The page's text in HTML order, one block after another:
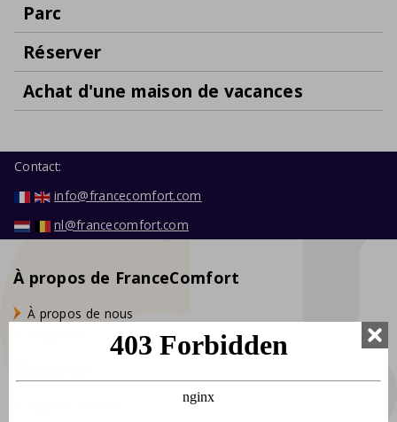
Parc
Réserver
Achat d'une maison de vacances
Contact:
info@francecomfort.com
nl@francecomfort.com
À propos de FranceComfort
À propos de nous